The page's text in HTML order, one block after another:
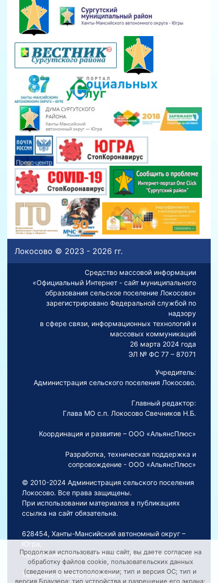
Локосово © 2023 - 2026 гг.
Средство массовой информации
«Официальный Интернет - сайт муниципального
образования сельское поселение Локосово»
зарегистрировано Федеральной службой по
надзору
в сфере связи, информационных технологий и
массовых коммуникаций
26 марта 2024 года
ЭЛ № ФС 77 – 87071
Учредитель:
Администрация сельского поселения Локосово.
Главный редактор:
Глава МО с.п. Локосово Свечников Н.Б.
Координация и развитие – ООО «АльянсПлюс»
Разработка, техническая поддержка и
сопровождение - ООО «АльянсПлюс»
© 2010-2024 Администрация сельского поселения
Локосово. Все права защищены.
При использовании материалов в публикациях
ссылка на сайт обязательна.
628454, Ханты-Мансийский автономный округ –
Югра,
Сургутский район, с. Локосово, ул. Заводская, д. 5
Тел./факс 8 (3462) 550-548
Продолжая использовать наш сайт, вы даете согласие на
обработку файлов cookie, пользовательских данных
(сведения о местоположении; тип и версия ОС; тип и
версия Браузера; тип устройства и разрешение его экрана;